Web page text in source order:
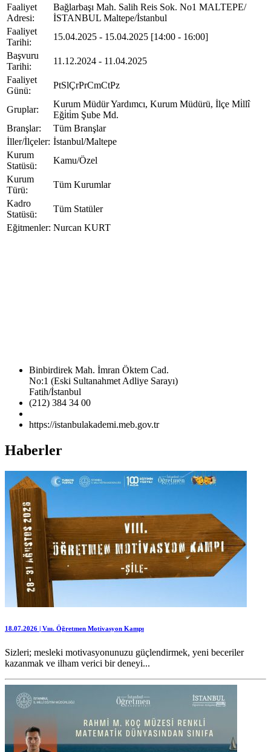
Faaliyet
Adresi:
Bağlarbaşı Mah. Salih Reis Sok. No1 MALTEPE/
İSTANBUL Maltepe/İstanbul
Faaliyet
Tarihi:
15.04.2025 - 15.04.2025 [14:00 - 16:00]
Başvuru
Tarihi:
11.12.2024 - 11.04.2025
Faaliyet
Günü:
PtSlÇrPrCmCtPz
Gruplar:
Kurum Müdür Yardımcı, Kurum Müdürü, İlçe Mi̇llî
Eği̇ti̇m Şube Md.
Branşlar:
Tüm Branşlar
İller/İlçeler: İstanbul/Maltepe
Kurum
Statüsü:
Kamu/Özel
Kurum
Türü:
Tüm Kurumlar
Kadro
Statüsü:
Tüm Statüler
Eğitmenler: Nurcan KURT
Binbirdirek Mah. İmran Öktem Cad.
No:1 (Eski Sultanahmet Adliye Sarayı)
Fatih/İstanbul
(212) 384 34 00
https://istanbulakademi.meb.gov.tr
Haberler
18.07.2026 | Vııı. Öğretmen Motivasyon Kampı
Sizleri; mesleki motivasyonunuzu güçlendirmek, yeni beceriler
kazanmak ve ilham verici bir deneyi...